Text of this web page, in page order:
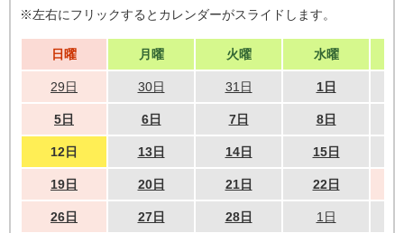
※左右にフリックするとカレンダーがスライドします。
日曜 月曜 火曜 水曜
29日 30日 31日 1日
5日 6日 7日 8日
12日 13日 14日 15日
19日 20日 21日 22日
26日 27日 28日 1日